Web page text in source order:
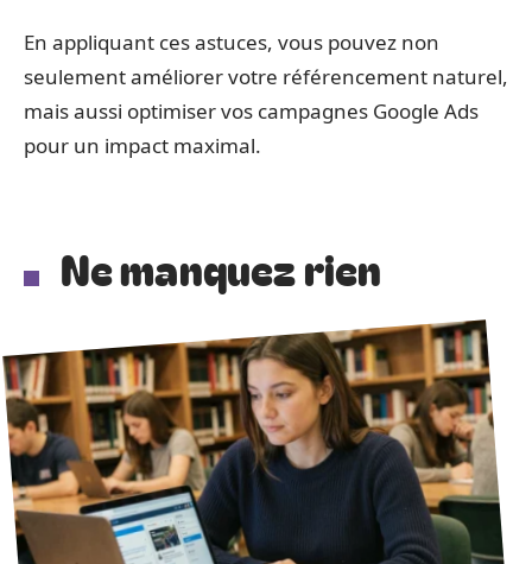
En appliquant ces astuces, vous pouvez non
seulement améliorer votre référencement naturel,
mais aussi optimiser vos campagnes Google Ads
pour un impact maximal.
Ne manquez rien